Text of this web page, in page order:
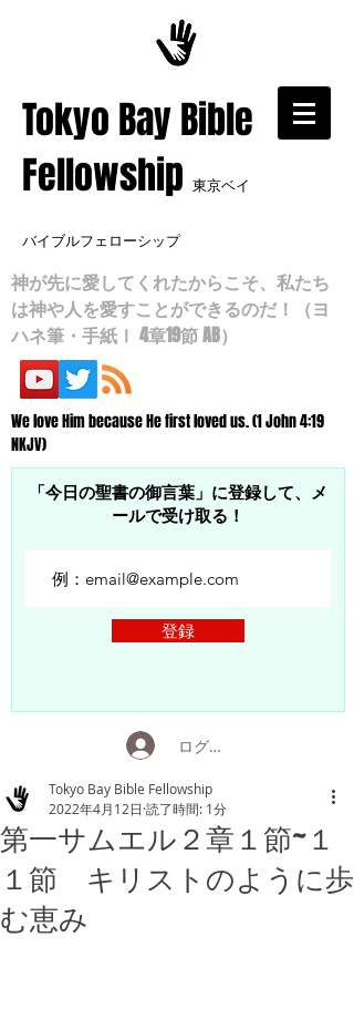
​Tokyo Bay Bible
Fellowship 東京ベイ
バイブルフェローシップ
神が先に愛してくれたからこそ、私たち
は神や人を愛すことができるのだ！（ヨ
ハネ筆・手紙Ⅰ 4章19節 AB）
We love Him because He first loved us. (1 John 4:19
NKJV)
「今日の聖書の御言葉」に登録して、メ
ールで受け取る！
登録
ログイン
第一サムエル２章１節~１
１節 キリストのように歩
む恵み
Tokyo Bay Bible Fellowship
2022年4月12日 読了時間: 1分